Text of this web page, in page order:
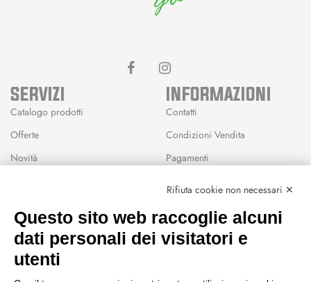
SERVIZI
Catalogo prodotti
Offerte
Novità
Wishlist
INFORMAZIONI
Contatti
Condizioni Vendita
Pagamenti
CEP GREEN
Rifiuta cookie non necessari ✕
Questo sito web raccoglie alcuni
dati personali dei visitatori e
utenti